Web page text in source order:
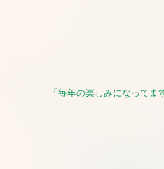
「毎年の楽しみになってま